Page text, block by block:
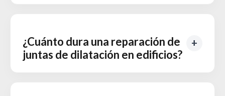
¿Cuánto dura una reparación de
juntas de dilatación en edificios?